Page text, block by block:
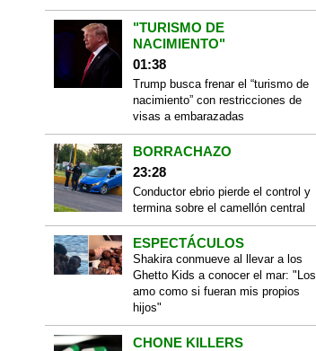
"TURISMO DE
NACIMIENTO"
01:38
Trump busca frenar el “turismo de
nacimiento” con restricciones de
visas a embarazadas
BORRACHAZO
23:28
Conductor ebrio pierde el control y
termina sobre el camellón central
ESPECTÁCULOS
Shakira conmueve al llevar a los
Ghetto Kids a conocer el mar: "Los
amo como si fueran mis propios
hijos"
CHONE KILLERS